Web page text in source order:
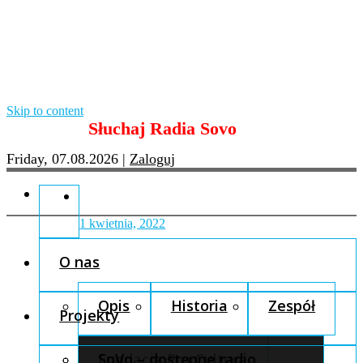
Skip to content
Słuchaj Radia Sovo
Friday, 07.08.2026 | Zaloguj
O nas
Opis Historia Zespół
Fundacja Pro Cultura
Projekty
SoVo – dostępne radio
1 kwietnia, 2022